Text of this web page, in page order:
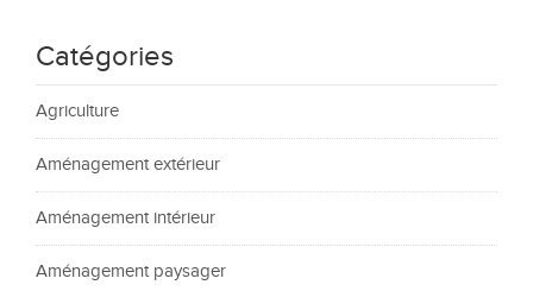
Catégories
Agriculture
Aménagement extérieur
Aménagement intérieur
Aménagement paysager